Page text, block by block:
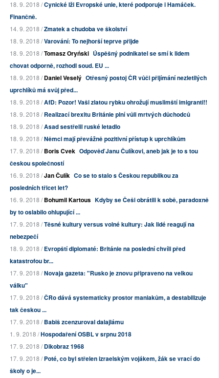
18. 9. 2018 /Cynické lži Evropské unie, které podporuje i Hamáček.
Finančně.
14. 9. 2018 /Zmatek a chudoba ve školství
18. 9. 2018 /Varování: To nejhorší teprve přijde
18. 9. 2018 /Tomasz Oryński Úspěšný podnikatel se smí k lidem
chovat odporně, rozhodl soud. EU ...
18. 9. 2018 /Daniel Veselý Otřesný postoj ČR vůči přijímání nezletilých
uprchlíků má svůj před...
18. 9. 2018 /AfD: Pozor! Vaši zlatou rybku ohrožují muslimští imigranti!!
18. 9. 2018 /Realizací brexitu Británie plní vůli mrtvých důchodců
18. 9. 2018 /Asad sestřelil ruské letadlo
18. 9. 2018 /Němci mají převážně pozitivní přístup k uprchlíkům
17. 9. 2018 /Boris Cvek Odpověď Janu Čulíkovi, aneb jak je to s tou
českou společností
16. 9. 2018 /Jan Čulík Co se to stalo s Českou republikou za
posledních třicet let?
16. 9. 2018 /Bohumil Kartous Kdyby se Češi obrátili k sobě, paradoxně
by to oslabilo ohlupující ...
17. 9. 2018 /Těsné kultury versus volné kultury: Jak lidé reagují na
nebezpečí
18. 9. 2018 /Evropští diplomaté: Británie na poslední chvíli před
katastrofou br...
17. 9. 2018 /Novaja gazeta: "Rusko je znovu připraveno na velkou
válku"
17. 9. 2018 /ČRo dává systematicky prostor maniakům, a destabilizuje
tak českou ...
17. 9. 2018 /Babiš zcenzuroval dalajlámu
1. 9. 2018 /Hospodaření OSBL v srpnu 2018
17. 9. 2018 /Dikobraz 1968
17. 9. 2018 /Poté, co byl střelen izraelským vojákem, žák se vrací do
školy o je...